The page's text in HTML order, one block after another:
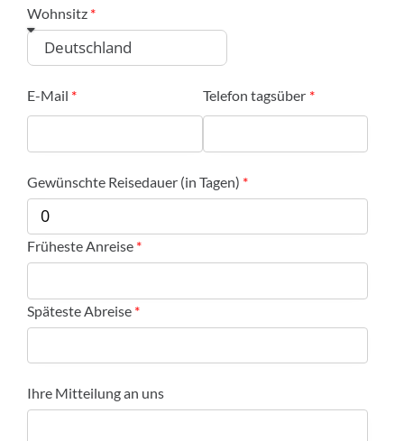
Wohnsitz
E-Mail Telefon tagsüber
Gewünschte Reisedauer (in Tagen)
Früheste Anreise
Späteste Abreise
Ihre Mitteilung an uns